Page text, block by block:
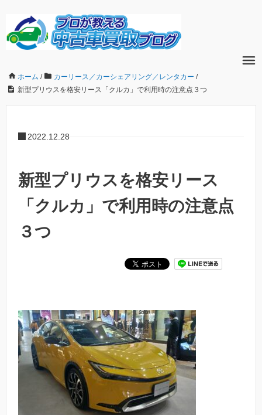
ホーム / カーリース／カーシェアリング／レンタカー /
新型プリウスを格安リース「クルカ」で利用時の注意点３つ
2022.12.28
新型プリウスを格安リース
「クルカ」で利用時の注意点
３つ